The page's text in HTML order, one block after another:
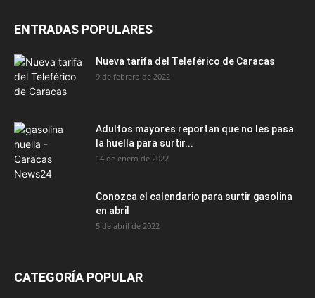
ENTRADAS POPULARES
Nueva tarifa del Teleférico de Caracas
9 de febrero de 2022
Adultos mayores reportan que no les pasa
la huella para surtir...
14 de enero de 2022
Conozca el calendario para surtir gasolina
en abril
5 de abril de 2022
CATEGORÍA POPULAR